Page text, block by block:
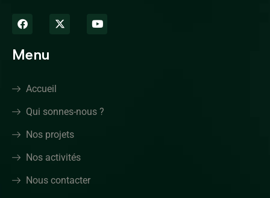
Menu
Accueil
Qui sonnes-nous ?
Nos projets
Nos activités
Nous contacter